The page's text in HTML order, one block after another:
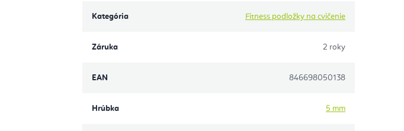
Kategória Fitness podložky na cvičenie
Záruka 2 roky
EAN 846698050138
Hrúbka 5 mm